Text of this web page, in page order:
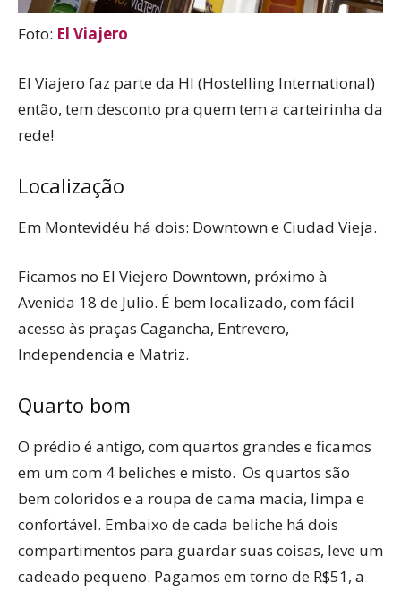
Foto: El Viajero
El Viajero faz parte da HI (Hostelling International)
então, tem desconto pra quem tem a carteirinha da
rede!
Localização
Em Montevidéu há dois: Downtown e Ciudad Vieja.
Ficamos no El Viejero Downtown, próximo à
Avenida 18 de Julio. É bem localizado, com fácil
acesso às praças Cagancha, Entrevero,
Independencia e Matriz.
Quarto bom
O prédio é antigo, com quartos grandes e ficamos
em um com 4 beliches e misto. Os quartos são
bem coloridos e a roupa de cama macia, limpa e
confortável. Embaixo de cada beliche há dois
compartimentos para guardar suas coisas, leve um
cadeado pequeno. Pagamos em torno de R$51, a